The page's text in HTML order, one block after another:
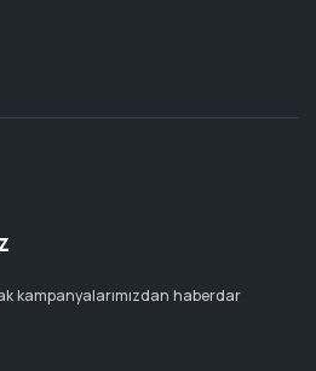
kampanyalarımızdan haberdar